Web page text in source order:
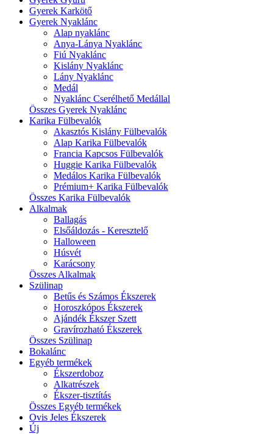
Gyerek Karkötő
Gyerek Nyaklánc
Alap nyaklánc
Anya-Lánya Nyaklánc
Fiú Nyaklánc
Kislány Nyaklánc
Lány Nyaklánc
Medál
Nyaklánc Cserélhető Medállal
Összes Gyerek Nyaklánc
Karika Fülbevalók
Akasztós Kislány Fülbevalók
Alap Karika Fülbevalók
Francia Kapcsos Fülbevalók
Huggie Karika Fülbevalók
Medálos Karika Fülbevalók
Prémium+ Karika Fülbevalók
Összes Karika Fülbevalók
Alkalmak
Ballagás
Elsőáldozás - Keresztelő
Halloween
Húsvét
Karácsony
Összes Alkalmak
Szülinap
Betűs és Számos Ékszerek
Horoszkópos Ékszerek
Ajándék Ékszer Szett
Gravírozható Ékszerek
Összes Szülinap
Bokalánc
Egyéb termékek
Ékszerdoboz
Alkatrészek
Ékszer-tisztítás
Összes Egyéb termékek
Ovis Jeles Ékszerek
Új